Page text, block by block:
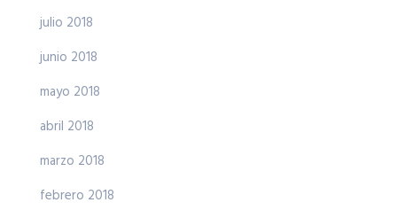
julio 2018
junio 2018
mayo 2018
abril 2018
marzo 2018
febrero 2018